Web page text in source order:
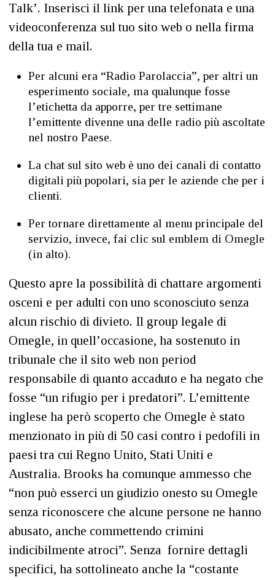
Talk’. Inserisci il link per una telefonata e una
videoconferenza sul tuo sito web o nella firma
della tua e mail.
Per alcuni era “Radio Parolaccia”, per altri un
esperimento sociale, ma qualunque fosse
l’etichetta da apporre, per tre settimane
l’emittente divenne una delle radio più ascoltate
nel nostro Paese.
La chat sul sito web è uno dei canali di contatto
digitali più popolari, sia per le aziende che per i
clienti.
Per tornare direttamente al menu principale del
servizio, invece, fai clic sul emblem di Omegle
(in alto).
Questo apre la possibilità di chattare argomenti
osceni e per adulti con uno sconosciuto senza
alcun rischio di divieto. Il group legale di
Omegle, in quell’occasione, ha sostenuto in
tribunale che il sito web non period
responsabile di quanto accaduto e ha negato che
fosse “un rifugio per i predatori”. L’emittente
inglese ha però scoperto che Omegle è stato
menzionato in più di 50 casi contro i pedofili in
paesi tra cui Regno Unito, Stati Uniti e
Australia. Brooks ha comunque ammesso che
“non può esserci un giudizio onesto su Omegle
senza riconoscere che alcune persone ne hanno
abusato, anche commettendo crimini
indicibilmente atroci”. Senza fornire dettagli
specifici, ha sottolineato anche la “costante